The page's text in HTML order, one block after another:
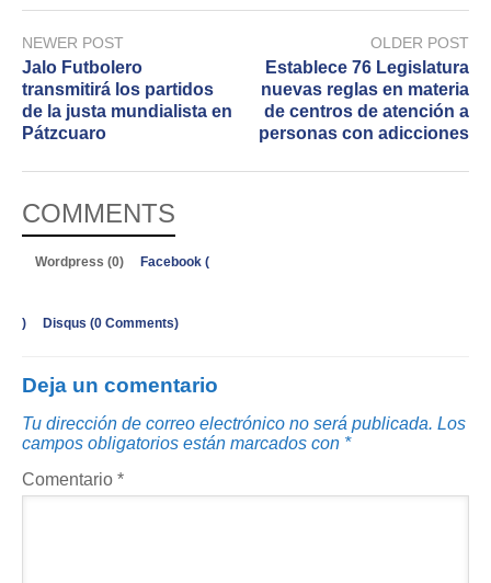
NEWER POST
Jalo Futbolero
transmitirá los partidos
de la justa mundialista en
Pátzcuaro
OLDER POST
Establece 76 Legislatura
nuevas reglas en materia
de centros de atención a
personas con adicciones
COMMENTS
Wordpress (0) Facebook (
) Disqus (0 Comments)
Deja un comentario
Tu dirección de correo electrónico no será publicada. Los
campos obligatorios están marcados con *
Comentario *